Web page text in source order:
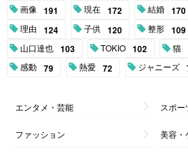
画像 191 現在 172 結婚 170
理由 124 子供 120 整形 109
山口達也 103 TOKIO 102 猫
感動 79 熱愛 72 ジャニーズ
エンタメ・芸能 スポー
ファッション 美容・